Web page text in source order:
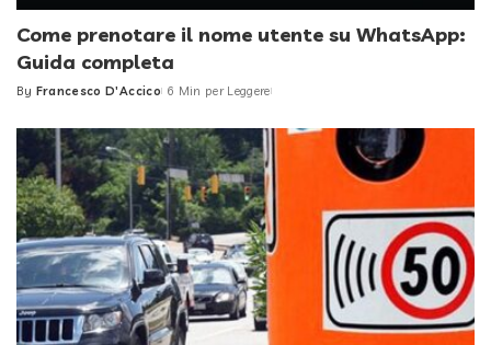
Come prenotare il nome utente su WhatsApp:
Guida completa
Posted
By Francesco D'Accico 6 Min per Leggere